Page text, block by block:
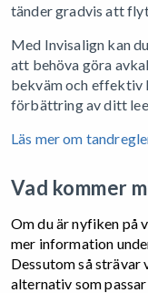
tänder gradvis att
Med Invisalign kan
att behöva göra
bekväm och effektiv
förbättring av ditt
Läs mer om
Vad kommer
Om du är nyfiken på
mer information
Dessutom så
alternativ som